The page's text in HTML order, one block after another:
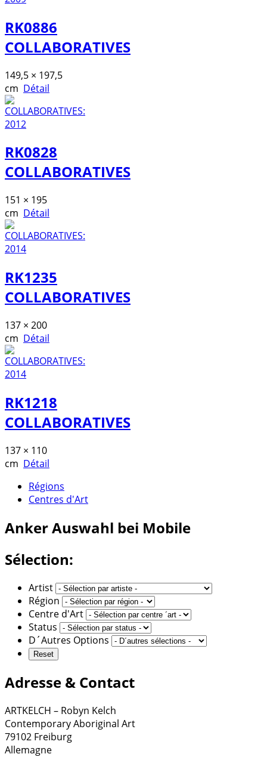
RK0886
COLLABORATIVES
149,5 × 197,5
cm Détail
RK0828
COLLABORATIVES
151 × 195
cm Détail
RK1235
COLLABORATIVES
137 × 200
cm Détail
RK1218
COLLABORATIVES
137 × 110
cm Détail
Régions
Centres d'Art
AnkerAuswahl bei Mobile
Sélection:
Artist
Région
Centre d'Art
Status
D´Autres Options
Adresse & Contact
ARTKELCH – Robyn Kelch
Contemporary Aboriginal Art
79102 Freiburg
Allemagne